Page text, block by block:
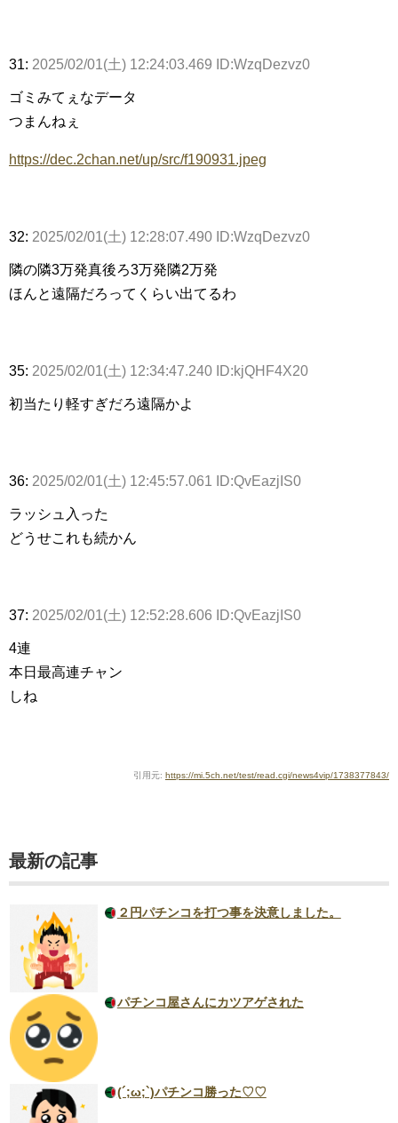
31: 2025/02/01(土) 12:24:03.469 ID:WzqDezvz0
ゴミみてぇなデータ
つまんねぇ
https://dec.2chan.net/up/src/f190931.jpeg
32: 2025/02/01(土) 12:28:07.490 ID:WzqDezvz0
隣の隣3万発真後ろ3万発隣2万発
ほんと遠隔だろってくらい出てるわ
35: 2025/02/01(土) 12:34:47.240 ID:kjQHF4X20
初当たり軽すぎだろ遠隔かよ
36: 2025/02/01(土) 12:45:57.061 ID:QvEazjIS0
ラッシュ入った
どうせこれも続かん
37: 2025/02/01(土) 12:52:28.606 ID:QvEazjIS0
4連
本日最高連チャン
しね
引用元: https://mi.5ch.net/test/read.cgi/news4vip/1738377843/
最新の記事
２円パチンコを打つ事を決意しました。
パチンコ屋さんにカツアゲされた
(´;ω;`)パチンコ勝った♡♡